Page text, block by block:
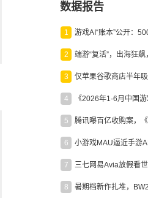
数据报告
1
2
3
4 《2026年1-6月中国
5
6 小游戏MAU逼近手游
7
8